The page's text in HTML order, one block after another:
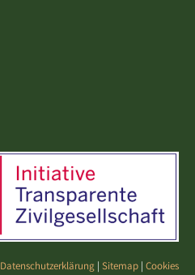
Datenschutzerklärung | Sitemap | Cookies